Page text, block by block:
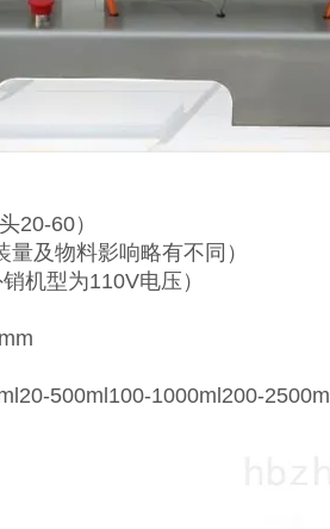
20-60）
及物料影响略有不同）
机型为110V电压）
500ml100-1000ml200-2500ml